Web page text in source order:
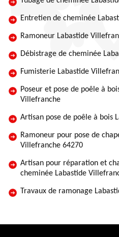
Entretien de cheminée
Ramoneur Labastide
Débistrage de cheminée
Fumisterie Labastide
Poseur et pose de poêle à
Villefranche
Artisan pose de poêle à bois
Ramoneur pour pose de
Villefranche 64270
Artisan pour réparation et
cheminée Labastide
Travaux de ramonage